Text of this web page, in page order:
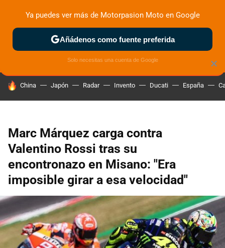
ZONA DE PRUEBAS DEPORTIVAS MOTOS ELÉCTRICAS
HOY SE HABLA DE
China Japón Radar Invento Ducati España
Marc Márquez carga contra
Valentino Rossi tras su
encontronazo en Misano: "Era
imposible girar a esa velocidad"
×
Ya puedes ver más de Motorpasion Moto en Google
Añádenos como fuente preferida
Solo necesitas una cuenta de Google